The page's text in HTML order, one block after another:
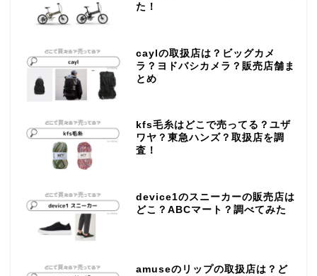
た！
caylの取扱店は？ビッグカメ
ラ？ヨドバシカメラ？販売店舗ま
とめ
kfs毛糸はどこで売ってる？ユザ
ワヤ？東急ハンズ？取扱店を調
査！
device1のスニーカーの販売店は
どこ？ABCマート？調べてみた
amuseのリップの取扱店は？ど